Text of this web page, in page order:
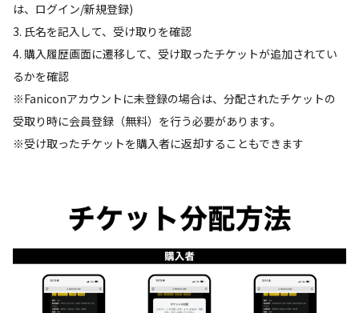
は、ログイン/新規登録)
3. 氏名を記入して、受け取りを確認
4. 購入履歴画面に遷移して、受け取ったチケットが追加されてい
るかを確認
※Faniconアカウントに未登録の場合は、分配されたチケットの
受取り時に会員登録（無料）を行う必要があります。
※受け取ったチケットを購入者に返却することもできます